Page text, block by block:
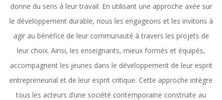
donne du sens à leur travail. En utilisant une approche axée sur
le développement durable, nous les engageons et les invitons à
agir au bénéfice de leur communauté à travers les projets de
leur choix. Ainsi, les enseignants, mieux formés et équipés,
accompagnent les jeunes dans le développement de leur esprit
entrepreneurial et de leur esprit critique. Cette approche intègre
tous les acteurs d’une société contemporaine construite au